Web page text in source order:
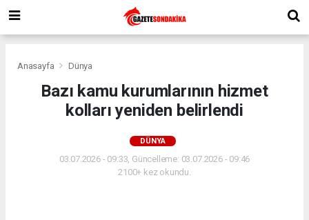
Anasayfa Dünya
Bazı kamu kurumlarının hizmet
kolları yeniden belirlendi
DÜNYA
03.07.2026 - 09:33, Güncelleme: 03.07.2026 - 09:46
2100+ kez okundu.